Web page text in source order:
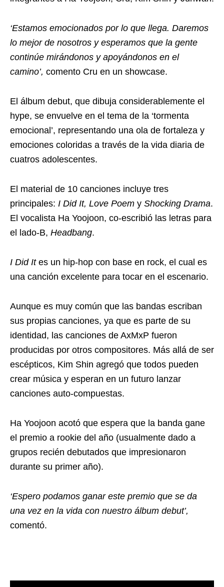
‘Estamos emocionados por lo que llega. Daremos
lo mejor de nosotros y esperamos que la gente
continúe mirándonos y apoyándonos en el
camino’, comento Cru en un showcase.
El álbum debut, que dibuja considerablemente el
hype, se envuelve en el tema de la ‘tormenta
emocional’, representando una ola de fortaleza y
emociones coloridas a través de la vida diaria de
cuatros adolescentes.
El material de 10 canciones incluye tres
principales: I Did It, Love Poem y Shocking Drama.
El vocalista Ha Yoojoon, co-escribió las letras para
el lado-B, Headbang.
I Did It es un hip-hop con base en rock, el cual es
una canción excelente para tocar en el escenario.
Aunque es muy común que las bandas escriban
sus propias canciones, ya que es parte de su
identidad, las canciones de AxMxP fueron
producidas por otros compositores. Más allá de ser
escépticos, Kim Shin agregó que todos pueden
crear música y esperan en un futuro lanzar
canciones auto-compuestas.
Ha Yoojoon acotó que espera que la banda gane
el premio a rookie del año (usualmente dado a
grupos recién debutados que impresionaron
durante su primer año).
‘Espero podamos ganar este premio que se da
una vez en la vida con nuestro álbum debut’,
comentó.